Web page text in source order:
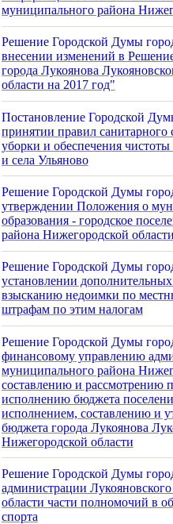
муниципального района
Решение Городской Думы
внесении изменений в
города Лукоянова
области на 2017 год"
Постановление Городской
принятии правил санитарного
уборки и обеспечения
и села Ульяново
Решение Городской Думы
утверждении Положения о
образования - городское
района Нижегородской
Решение Городской Думы
установлении
взысканию недоимки по
штрафам по этим налогам
Решение Городской Думы
финансовому управлению
муниципального района
составлению и рассмотрению
исполнению бюджета
исполнением, составлению и
бюджета города Лукоянова
Нижегородской области
Решение Городской Думы
администрации
области части полномочий в
спорта